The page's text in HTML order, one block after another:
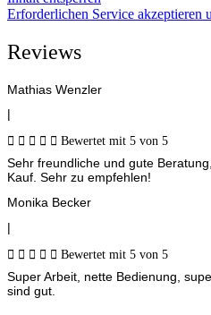
Erforderlichen Service akzeptieren
Reviews
Mathias Wenzler
|
     Bewertet mit 5 von 5
Sehr freundliche und gute
Kauf. Sehr zu empfehlen!
Monika Becker
|
     Bewertet mit 5 von 5
Super Arbeit, nette Bedienung,
sind gut.